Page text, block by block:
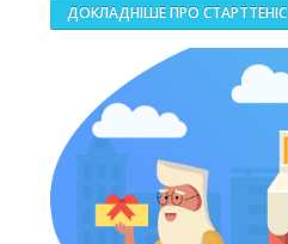
ДОКЛАДНІШЕ ПРО СТАРТТЕНІС